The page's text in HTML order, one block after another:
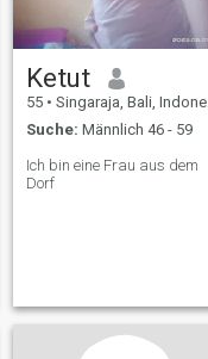
Ketut
55 • Singaraja, Bali, Indonesien
Suche: Männlich 46 - 59
Ich bin eine Frau aus dem
Dorf